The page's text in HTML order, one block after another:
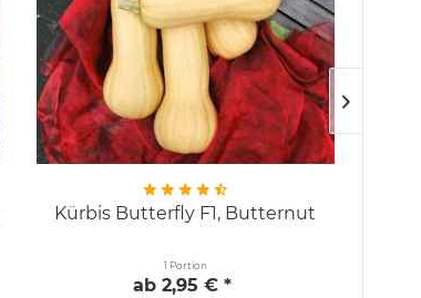
Kürbis Butterfly F1, Butternut
1 Portion
ab 2,95 € *